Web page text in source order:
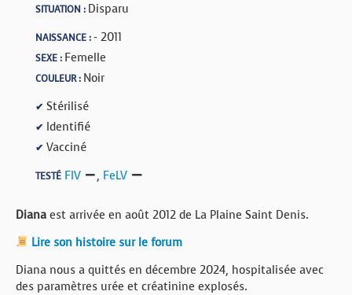
SITUATION : Disparu
NAISSANCE :- 2011
SEXE : Femelle
COULEUR : Noir
✔ Stérilisé
✔ Identifié
✔ Vacciné
TESTÉ FIV , FeLV
Diana est arrivée en août 2012 de La Plaine Saint Denis.
Lire son histoire sur le forum
Diana nous a quittés en décembre 2024, hospitalisée avec
des paramètres urée et créatinine explosés.